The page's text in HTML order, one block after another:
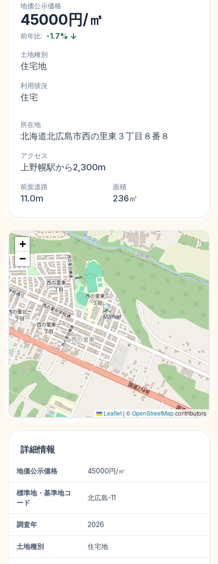
地価公示価格
45000円/㎡
前年比: -1.7% ↓
土地種別
住宅地
利用状況
住宅
所在地
北海道北広島市西の里東３丁目８番８
アクセス
上野幌駅から2,300m
前面道路
11.0m
面積
236㎡
+
−
Leaflet | ©OpenStreetMapcontributors
詳細情報
地価公示価格 45000円/㎡
標準地・基準地コ
ード
北広島-11
調査年 2026
土地種別 住宅地